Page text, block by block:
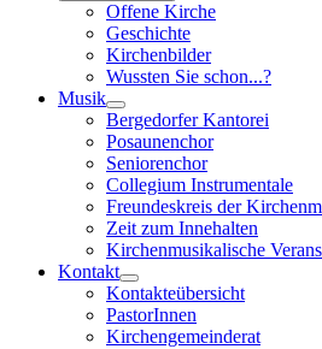
Offene Kirche
Geschichte
Kirchenbilder
Wussten Sie schon...?
Musik
Bergedorfer Kantorei
Posaunenchor
Seniorenchor
Collegium Instrumentale
Freundeskreis der
Zeit zum Innehalten
Kirchenmusikalische
Kontakt
Kontakteübersicht
PastorInnen
Kirchengemeinderat